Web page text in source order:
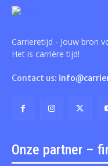
Carrieretijd - Jouw bron
Het is carrière tijd!
Contact us:
Onze partner –